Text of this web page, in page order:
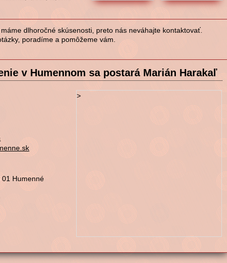
dlhoročné skúsenosti, preto nás neváhajte kontaktovať.
poradíme a pomôžeme vám.
v Humennom sa postará Marián Harakaľ
01 Humenné
>